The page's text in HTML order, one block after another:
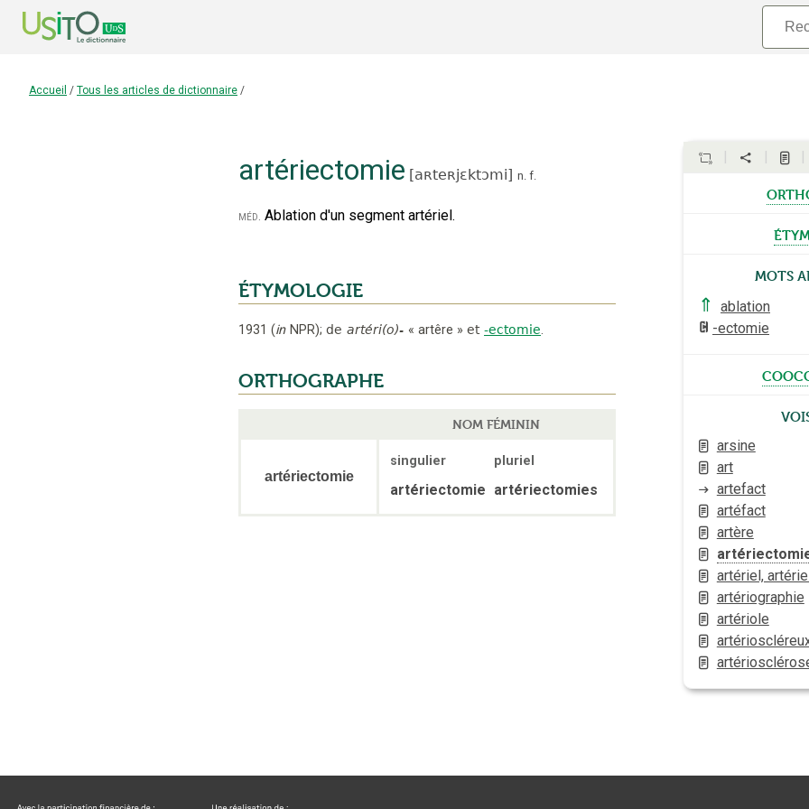
Accueil / Tous les articles de dictionnaire /
artériectomie [aʀteʀjɛktɔmi] n. f.
méd. Ablation d'un segment artériel.
ÉTYMOLOGIE
1931 (in NPR); de artéri(o)- « artêre » et -ectomie.
ORTHOGRAPHE
NOM FÉMININ
artériectomie
singulier pluriel
artériectomie artériectomies
Mots
⇑
ablation
-ectomie
arsine
art
artefact
artéfact
artère
artériel,
artériographie
artériole